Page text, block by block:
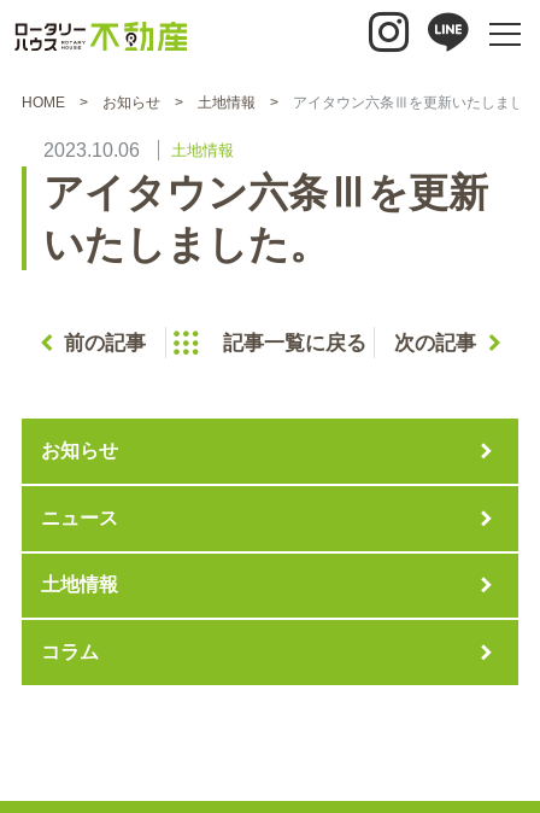
HOME お知らせ 土地情報 アイタウン六条Ⅲを更新いたしまし
2023.10.06 土地情報
アイタウン六条Ⅲを更新
いたしました。
前の記事 記事一覧に戻る 次の記事
お知らせ
ニュース
土地情報
コラム